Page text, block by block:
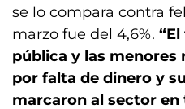
se lo compara contra
marzo fue del 4,6%.
pública y las menores
por falta de dinero y
marcaron al sector